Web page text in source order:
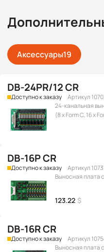
Аксессуары19
DB-24PR/12 CR
Доступно к заказу
Артикул
24-канальная
(8 x Form C, 16 x
DB-16P CR
Доступно к заказу
Артикул
Выносная плата
123.22 $
DB-16R CR
Доступно к заказу
Артикул
Выносная плата